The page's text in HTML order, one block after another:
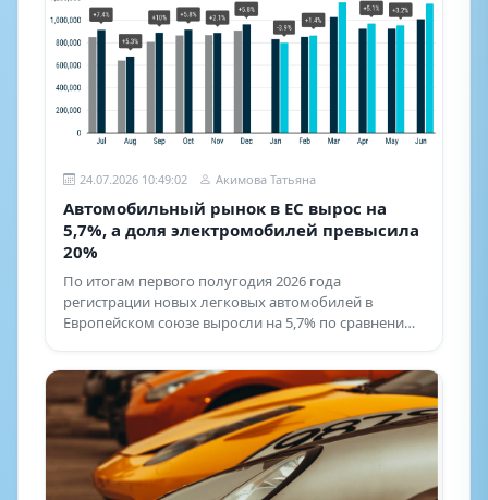
24.07.2026 10:49:02 Акимова Татьяна
Автомобильный рынок в ЕС вырос на
5,7%, а доля электромобилей превысила
20%
По итогам первого полугодия 2026 года
регистрации новых легковых автомобилей в
Европейском союзе выросли на 5,7% по сравнению